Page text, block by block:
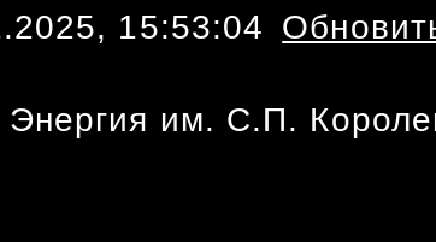
15:53:04
им. С.П.